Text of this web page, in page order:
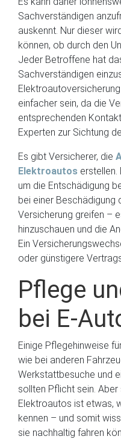
Sachverständigen
auskennt. Nur dieser
können, ob durch den
Jeder Betroffene hat
Sachverständigen
einfacher sein, da die
entsprechenden
Experten zur Sichtung
Es gibt Versicherer, die
Elektroautos erstellen.
um die Entschädigung
bei einer Beschädigung
Versicherung greifen –
hinzuschauen und die
Ein
oder günstigere
Pflege
bei E-
Einige Pflegehinweise
wie bei anderen
Werkstattbesuche und
sollten Pflicht sein.
Elektroautos ist etwas,
kennen – und somit
sie nachhaltig fahren